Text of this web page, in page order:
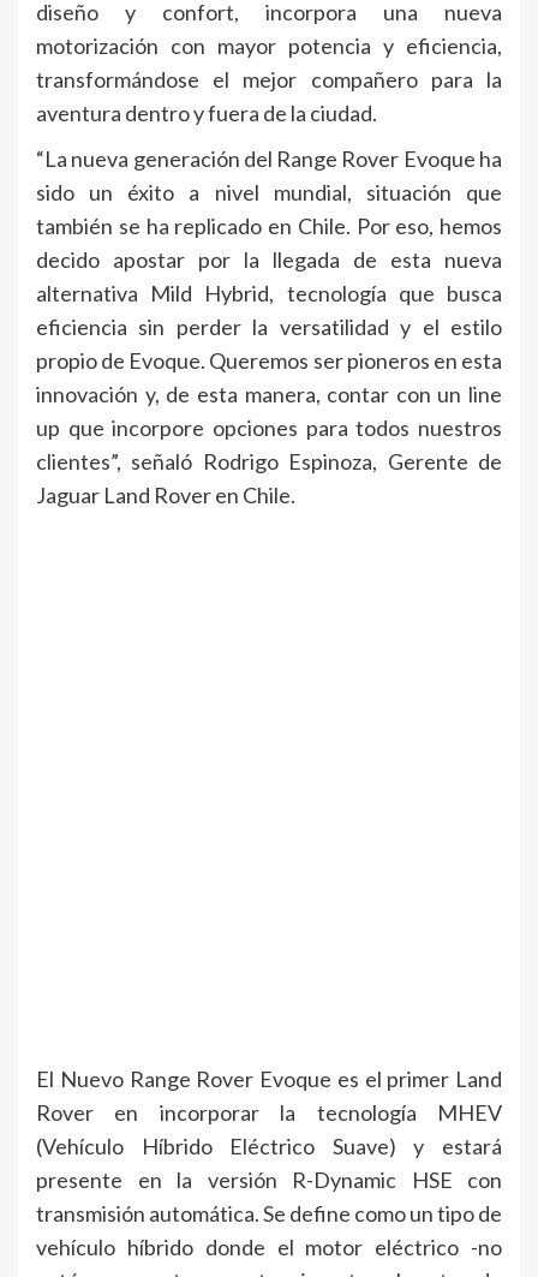
diseño y confort, incorpora una nueva
motorización con mayor potencia y eficiencia,
transformándose el mejor compañero para la
aventura dentro y fuera de la ciudad.
“La nueva generación del Range Rover Evoque ha
sido un éxito a nivel mundial, situación que
también se ha replicado en Chile. Por eso, hemos
decido apostar por la llegada de esta nueva
alternativa Mild Hybrid, tecnología que busca
eficiencia sin perder la versatilidad y el estilo
propio de Evoque. Queremos ser pioneros en esta
innovación y, de esta manera, contar con un line
up que incorpore opciones para todos nuestros
clientes”, señaló Rodrigo Espinoza, Gerente de
Jaguar Land Rover en Chile.
El Nuevo Range Rover Evoque es el primer Land
Rover en incorporar la tecnología MHEV
(Vehículo Híbrido Eléctrico Suave) y estará
presente en la versión R-Dynamic HSE con
transmisión automática. Se define como un tipo de
vehículo híbrido donde el motor eléctrico -no